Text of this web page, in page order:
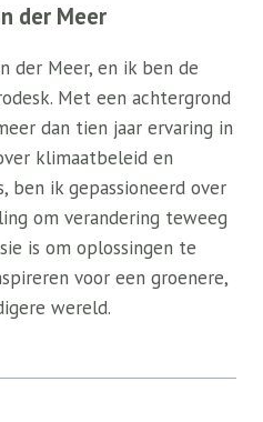
der Meer
der Meer, en ik ben de
Met een achtergrond
dan tien jaar ervaring in
klimaatbeleid en
ben ik gepassioneerd over
om verandering teweeg
is om oplossingen te
voor een groenere,
wereld.